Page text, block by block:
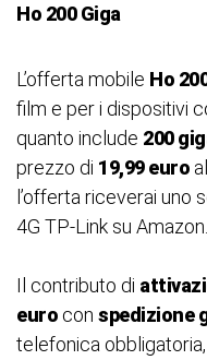
Ho 200 Giga
L’offerta mobile Ho
film e per i dispositivi
quanto include 200
prezzo di 19,99 euro
l’offerta riceverai uno
4G TP-Link su Amazon.
Il contributo di
euro con spedizione
telefonica